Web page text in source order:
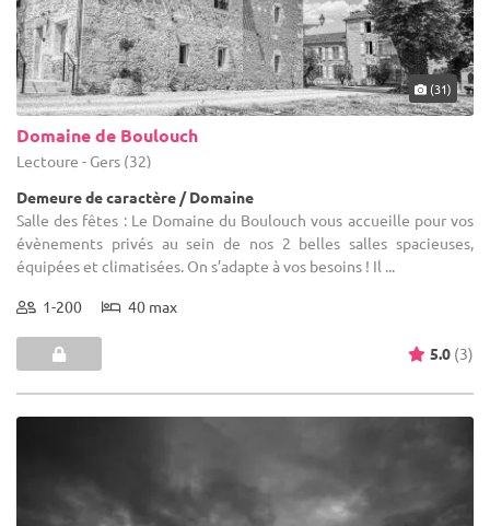
(31)
Domaine de Boulouch
Lectoure - Gers (32)
Demeure de caractère / Domaine
Salle des fêtes : Le Domaine du Boulouch vous accueille pour vos
évènements privés au sein de nos 2 belles salles spacieuses,
équipées et climatisées. On s’adapte à vos besoins ! Il ...
1-200 40 max
5.0 (3)